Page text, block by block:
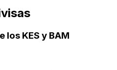
KES y BAM